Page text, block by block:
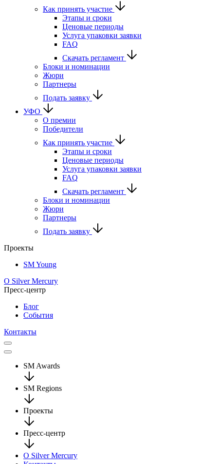
Как принять участие
Этапы и сроки
Ценовые периоды
Услуга упаковки заявки
FAQ
Скачать регламент
Блоки и номинации
Жюри
Партнеры
Подать заявку
УФО
О премии
Победители
Как принять участие
Этапы и сроки
Ценовые периоды
Услуга упаковки заявки
FAQ
Скачать регламент
Блоки и номинации
Жюри
Партнеры
Подать заявку
Проекты
SM Young
О Silver Mercury
Пресс-центр
Блог
События
Контакты
SM Awards
SM Regions
Проекты
Пресс-центр
О Silver Mercury